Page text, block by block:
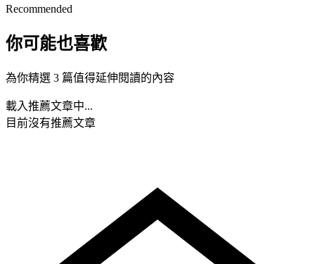
Recommended
你可能也喜歡
為你精選 3 篇值得延伸閱讀的內容
載入推薦文章中...
目前沒有推薦文章